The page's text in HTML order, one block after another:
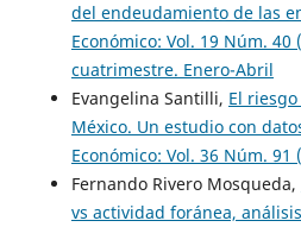
del endeudamiento de las
Económico: Vol. 19 Núm. 40
cuatrimestre. Enero-Abril
Evangelina Santilli, El
México. Un estudio con
Económico: Vol. 36 Núm. 91
Fernando Rivero Mosqueda,
vs actividad foránea,